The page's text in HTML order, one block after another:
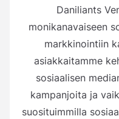
Daniliants
monikanavaiseen
markkinointiin
asiakkaitamme
sosiaalisen
kampanjoita ja
suosituimmilla